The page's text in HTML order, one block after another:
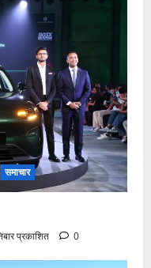
समाचार
प्रकाशित 0